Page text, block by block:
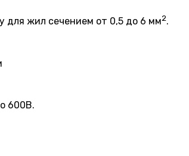
для жил сечением от 0,5 до 6 мм2.
600В.